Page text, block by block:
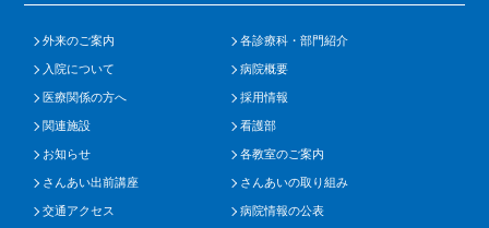
外来のご案内
各診療科・部門紹介
入院について
病院概要
医療関係の方へ
採用情報
関連施設
看護部
お知らせ
各教室のご案内
さんあい出前講座
さんあいの取り組み
交通アクセス
病院情報の公表